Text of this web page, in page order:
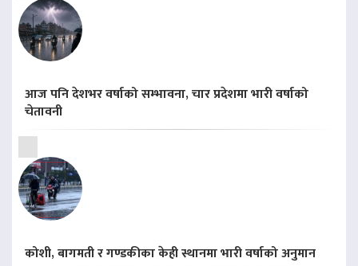
आज पनि देशभर वर्षाको सम्भावना, चार प्रदेशमा भारी वर्षाको
चेतावनी
कोशी, बागमती र गण्डकीका केही स्थानमा भारी वर्षाको अनुमान